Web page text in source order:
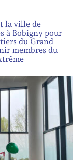
la ville de
à Bobigny pour
du Grand
membres du